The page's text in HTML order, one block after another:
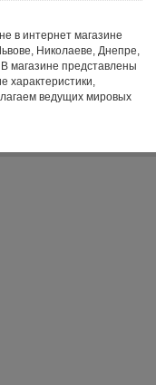
в интернет магазине
Николаеве, Днепре,
магазине представлены
характеристики,
ведущих мировых